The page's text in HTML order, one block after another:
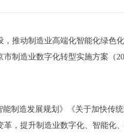
动制造业高端化智能化绿色
制造业数字化转型实施方案（
造发展规划》《关于加快传
，提升制造业数字化、智能化